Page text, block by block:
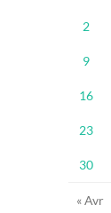
2
9
16
23
30
« Avr